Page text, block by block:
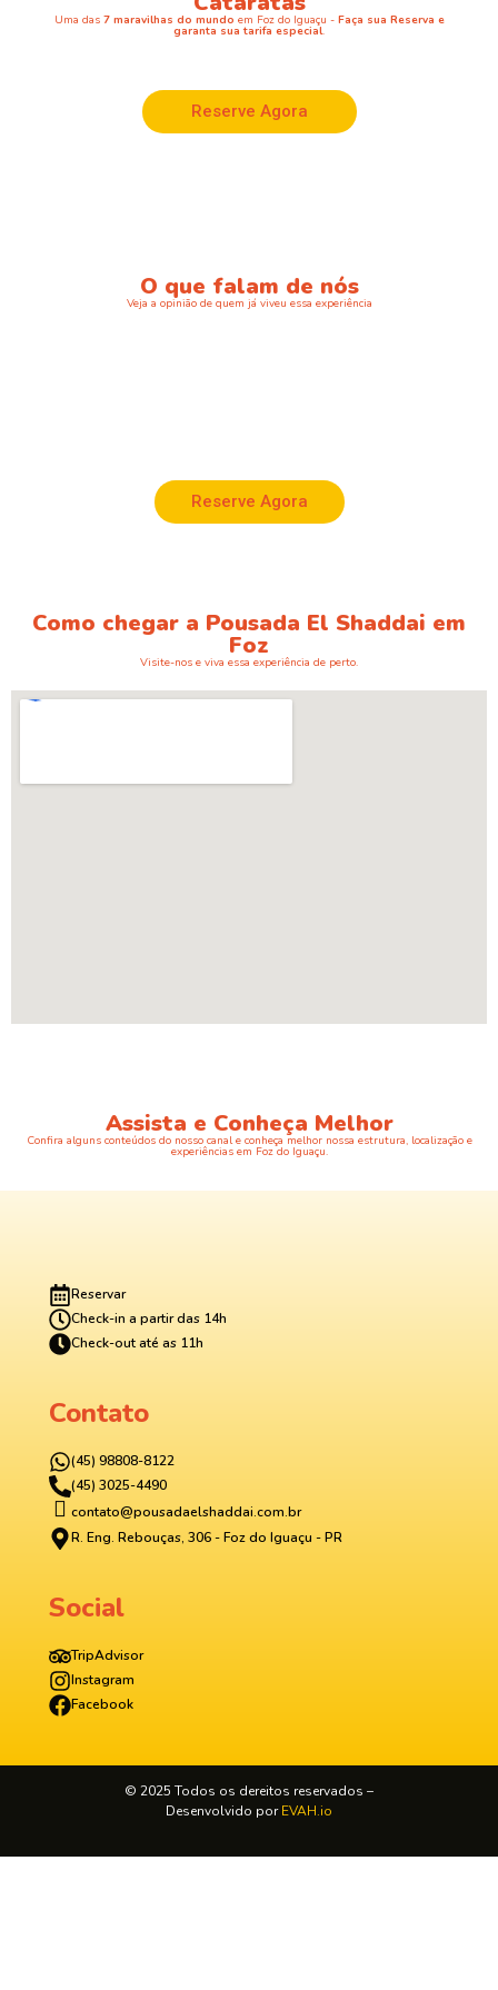
Uma das 7 maravilhas do mundo em Foz do Iguaçu - Faça sua Reserva e
garanta sua tarifa especial.
Reserve Agora
O que falam de nós
Veja a opinião de quem já viveu essa experiência
Reserve Agora
Como chegar a Pousada El Shaddai em
Foz
Visite-nos e viva essa experiência de perto.
Assista e Conheça Melhor
Confira alguns conteúdos do nosso canal e conheça melhor nossa estrutura, localização e
experiências em Foz do Iguaçu.
Reservar
Check-in a partir das 14h
Check-out até as 11h
Contato
(45) 98808-8122
(45) 3025-4490
contato@pousadaelshaddai.com.br
R. Eng. Rebouças, 306 - Foz do Iguaçu - PR
Social
TripAdvisor
Instagram
Facebook
© 2025 Todos os dereitos reservados –
Desenvolvido porEVAH.io